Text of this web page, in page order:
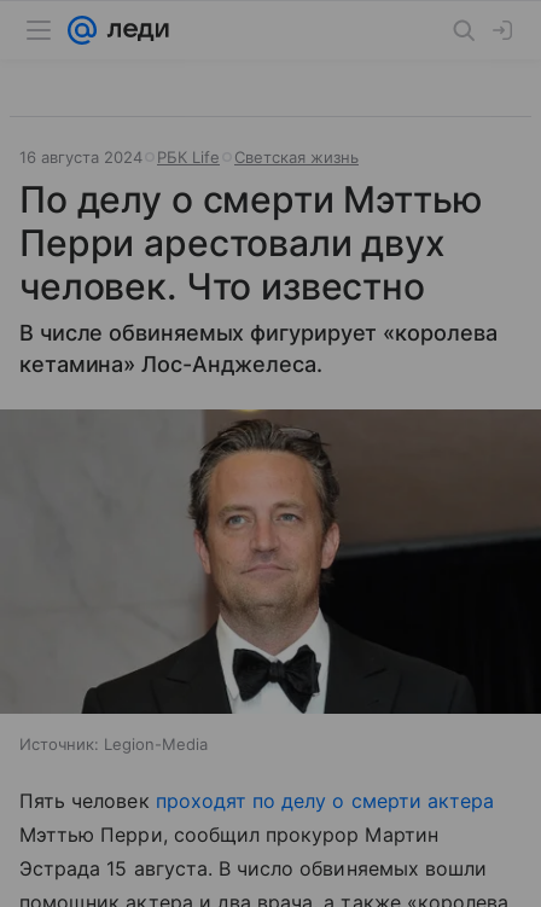
16 августа 2024 РБК Life Светская жизнь
По делу о смерти Мэттью
Перри арестовали двух
человек. Что известно
В числе обвиняемых фигурирует «королева
кетамина» Лос-Анджелеса.
Источник: Legion-Media
Пять человек проходят по делу о смерти актера
Мэттью Перри, сообщил прокурор Мартин
Эстрада 15 августа. В число обвиняемых вошли